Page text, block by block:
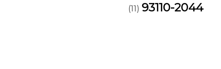
(11) 93110-2044